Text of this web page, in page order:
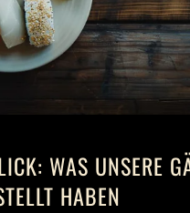
WAS UNSERE
HABEN